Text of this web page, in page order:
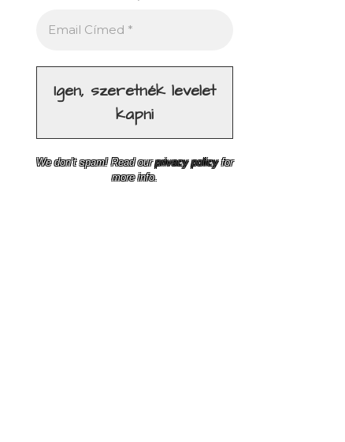
We don’t spam! Read ourprivacy policyfor
more info.